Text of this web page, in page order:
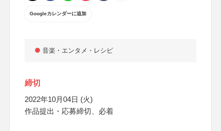
Googleカレンダーに追加
音楽・エンタメ・レシピ
締切
2022年10月04日 (火)
作品提出・応募締切、必着